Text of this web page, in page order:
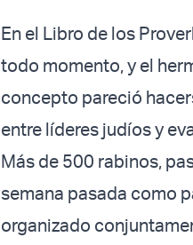
En el Libro de los
todo momento, y el
concepto pareció
entre líderes judíos y
Más de 500 rabinos,
semana pasada como
organizado